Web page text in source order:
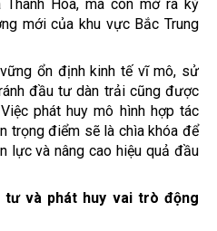
Hóa, mà còn mở ra kỳ
mới của khu vực Bắc Trung
ổn định kinh tế vĩ mô, sử
đầu tư dàn trải cũng được
phát huy mô hình hợp tác
trọng điểm sẽ là chìa khóa để
lực và nâng cao hiệu quả đầu
tư và phát huy vai trò động